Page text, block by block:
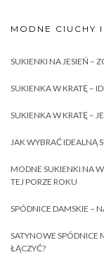
MODNE CIUCHY
SUKIENKI NA JESIEŃ –
SUKIENKA W KRATĘ –
SUKIENKA W KRATĘ –
JAK WYBRAĆ IDEALNĄ
MODNE SUKIENKI NA
TEJ PORZE ROKU
SPÓDNICE DAMSKIE –
SATYNOWE SPÓDNICE
ŁĄCZYĆ?